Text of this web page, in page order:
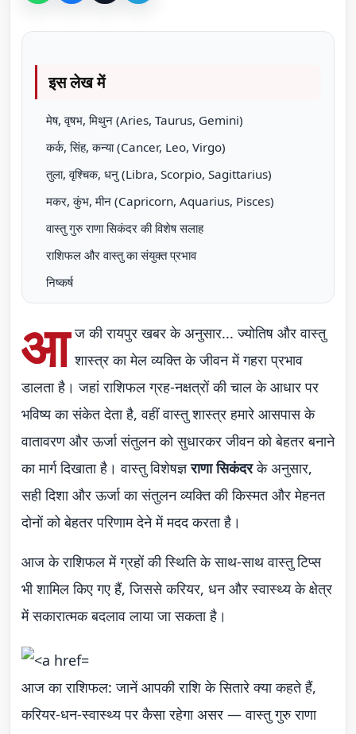
इस लेख में
मेष, वृषभ, मिथुन (Aries, Taurus, Gemini)
कर्क, सिंह, कन्या (Cancer, Leo, Virgo)
तुला, वृश्चिक, धनु (Libra, Scorpio, Sagittarius)
मकर, कुंभ, मीन (Capricorn, Aquarius, Pisces)
वास्तु गुरु राणा सिकंदर की विशेष सलाह
राशिफल और वास्तु का संयुक्त प्रभाव
निष्कर्ष
आ ज की रायपुर खबर के अनुसार... ज्योतिष और वास्तु
शास्त्र का मेल व्यक्ति के जीवन में गहरा प्रभाव
डालता है। जहां राशिफल ग्रह-नक्षत्रों की चाल के आधार पर
भविष्य का संकेत देता है, वहीं वास्तु शास्त्र हमारे आसपास के
वातावरण और ऊर्जा संतुलन को सुधारकर जीवन को बेहतर बनाने
का मार्ग दिखाता है। वास्तु विशेषज्ञराणा सिकंदरके अनुसार,
सही दिशा और ऊर्जा का संतुलन व्यक्ति की किस्मत और मेहनत
दोनों को बेहतर परिणाम देने में मदद करता है।
आज के राशिफल में ग्रहों की स्थिति के साथ-साथ वास्तु टिप्स
भी शामिल किए गए हैं, जिससे करियर, धन और स्वास्थ्य के क्षेत्र
में सकारात्मक बदलाव लाया जा सकता है।
आज का राशिफल: जानें आपकी राशि के सितारे क्या कहते हैं,
करियर-धन-स्वास्थ्य पर कैसा रहेगा असर — वास्तु गुरु राणा